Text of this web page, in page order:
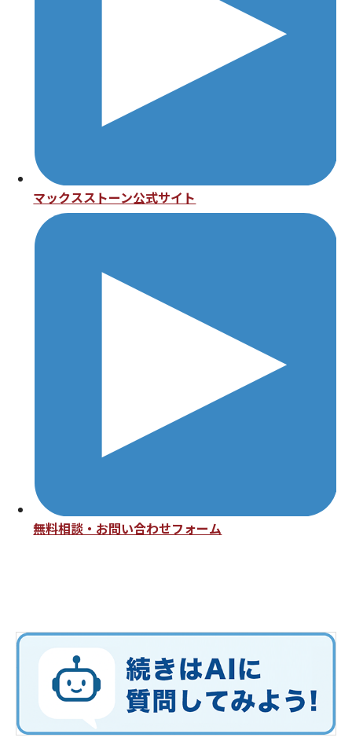
マックスストーン公式サイト
無料相談・お問い合わせフォーム